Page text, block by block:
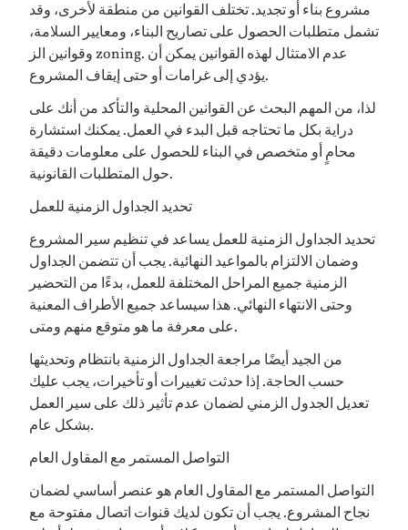
مشروع بناء أو تجديد. تختلف القوانين من منطقة لأخرى، وقد
تشمل متطلبات الحصول على تصاريح البناء، ومعايير السلامة،
وقوانين الز zoning. عدم الامتثال لهذه القوانين يمكن أن
يؤدي إلى غرامات أو حتى إيقاف المشروع.
لذا، من المهم البحث عن القوانين المحلية والتأكد من أنك على
دراية بكل ما تحتاجه قبل البدء في العمل. يمكنك استشارة
محامٍ أو متخصص في البناء للحصول على معلومات دقيقة
حول المتطلبات القانونية.
تحديد الجداول الزمنية للعمل
تحديد الجداول الزمنية للعمل يساعد في تنظيم سير المشروع
وضمان الالتزام بالمواعيد النهائية. يجب أن تتضمن الجداول
الزمنية جميع المراحل المختلفة للعمل، بدءًا من التحضير
وحتى الانتهاء النهائي. هذا سيساعد جميع الأطراف المعنية
على معرفة ما هو متوقع منهم ومتى.
من الجيد أيضًا مراجعة الجداول الزمنية بانتظام وتحديثها
حسب الحاجة. إذا حدثت تغييرات أو تأخيرات، يجب عليك
تعديل الجدول الزمني لضمان عدم تأثير ذلك على سير العمل
بشكل عام.
التواصل المستمر مع المقاول العام
التواصل المستمر مع المقاول العام هو عنصر أساسي لضمان
نجاح المشروع. يجب أن تكون لديك قنوات اتصال مفتوحة مع